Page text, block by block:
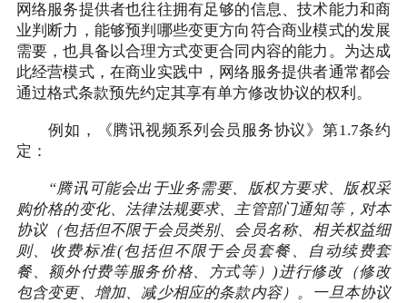
网络服务提供者也往往拥有足够的信息、技术能力和商
业判断力，能够预判哪些变更方向符合商业模式的发展
需要，也具备以合理方式变更合同内容的能力。为达成
此经营模式，在商业实践中，网络服务提供者通常都会
通过格式条款预先约定其享有单方修改协议的权利。
例如，《腾讯视频系列会员服务协议》第1.7条约
定：
“腾讯可能会出于业务需要、版权方要求、版权采
购价格的变化、法律法规要求、主管部门通知等，对本
协议（包括但不限于会员类别、会员名称、相关权益细
则、收费标准(包括但不限于会员套餐、自动续费套
餐、额外付费等服务价格、方式等）)进行修改（修改
包含变更、增加、减少相应的条款内容）。一旦本协议